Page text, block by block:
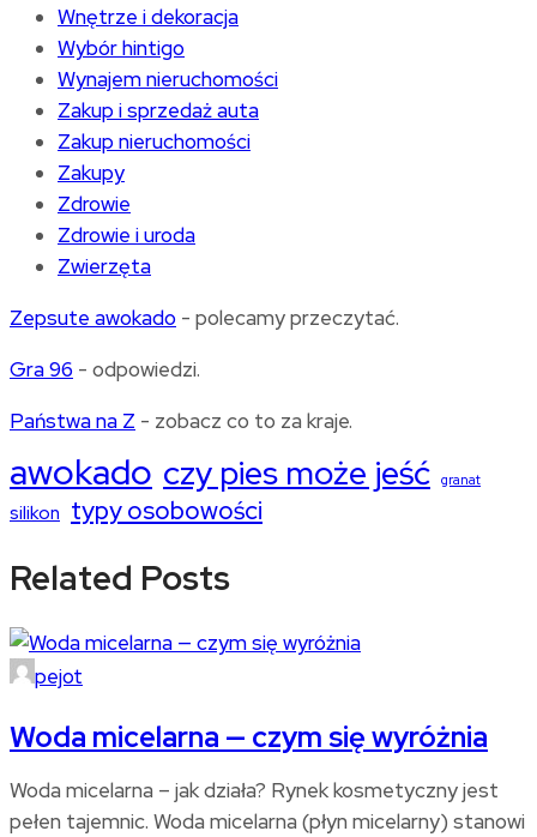
Wnętrze i dekoracja
Wybór hintigo
Wynajem nieruchomości
Zakup i sprzedaż auta
Zakup nieruchomości
Zakupy
Zdrowie
Zdrowie i uroda
Zwierzęta
Zepsute awokado - polecamy przeczytać.
Gra 96 - odpowiedzi.
Państwa na Z - zobacz co to za kraje.
awokado czy pies może jeść granat
silikon typy osobowości
Related Posts
pejot
Woda micelarna — czym się wyróżnia
Woda micelarna – jak działa? Rynek kosmetyczny jest
pełen tajemnic. Woda micelarna (płyn micelarny) stanowi